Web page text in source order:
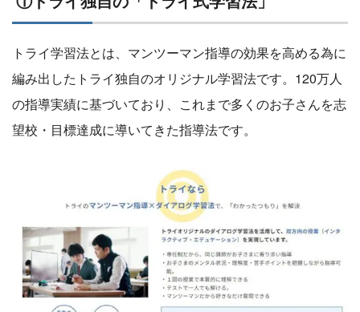
トライ学習法とは、マンツーマン指導の効果を高める為に
編み出したトライ独自のオリジナル学習法です。120万人
の指導実績に基づいており、これまで多くのお子さんを志
望校・目標達成に導いてきた指導法です。